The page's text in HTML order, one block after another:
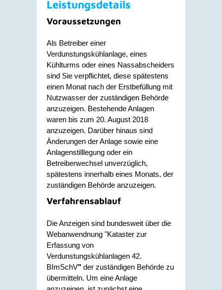
Leistungsdetails
Voraussetzungen
Als Betreiber einer
Verdunstungskühlanlage, eines
Kühlturms oder eines Nassabscheiders
sind Sie verpflichtet, diese spätestens
einen Monat nach der Erstbefüllung mit
Nutzwasser der zuständigen Behörde
anzuzeigen. Bestehende Anlagen
waren bis zum 20. August 2018
anzuzeigen. Darüber hinaus sind
Änderungen der Anlage sowie eine
Anlagenstilllegung oder ein
Betreiberwechsel unverzüglich,
spätestens innerhalb eines Monats, der
zuständigen Behörde anzuzeigen.
Verfahrensablauf
Die Anzeigen sind bundesweit über die
Webanwendnung "Kataster zur
Erfassung von
Verdunstungskühlanlagen 42.
BImSchV" der zuständigen Behörde zu
übermitteln. Um eine Anlage